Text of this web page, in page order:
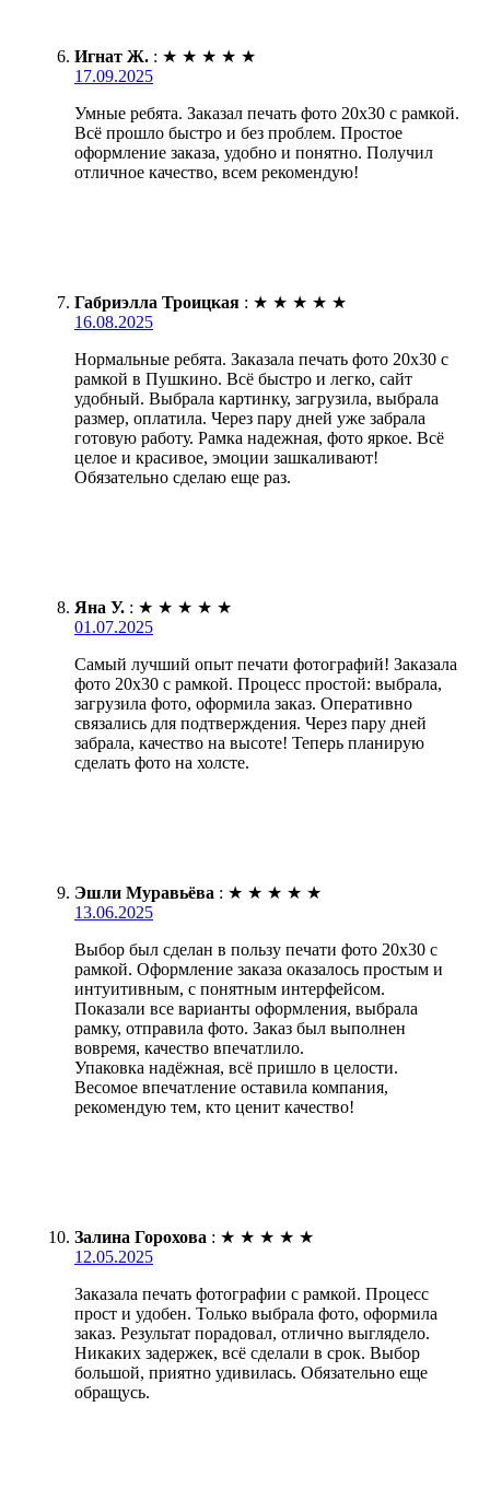
Игнат Ж. : ★ ★ ★ ★ ★
17.09.2025
Умные ребята. Заказал печать фото 20х30 с рамкой.
Всё прошло быстро и без проблем. Простое
оформление заказа, удобно и понятно. Получил
отличное качество, всем рекомендую!
Габриэлла Троицкая : ★ ★ ★ ★ ★
16.08.2025
Нормальные ребята. Заказала печать фото 20х30 с
рамкой в Пушкино. Всё быстро и легко, сайт
удобный. Выбрала картинку, загрузила, выбрала
размер, оплатила. Через пару дней уже забрала
готовую работу. Рамка надежная, фото яркое. Всё
целое и красивое, эмоции зашкаливают!
Обязательно сделаю еще раз.
Яна У. : ★ ★ ★ ★ ★
01.07.2025
Самый лучший опыт печати фотографий! Заказала
фото 20х30 с рамкой. Процесс простой: выбрала,
загрузила фото, оформила заказ. Оперативно
связались для подтверждения. Через пару дней
забрала, качество на высоте! Теперь планирую
сделать фото на холсте.
Эшли Муравьёва : ★ ★ ★ ★ ★
13.06.2025
Выбор был сделан в пользу печати фото 20х30 с
рамкой. Оформление заказа оказалось простым и
интуитивным, с понятным интерфейсом.
Показали все варианты оформления, выбрала
рамку, отправила фото. Заказ был выполнен
вовремя, качество впечатлило.
Упаковка надёжная, всё пришло в целости.
Весомое впечатление оставила компания,
рекомендую тем, кто ценит качество!
Залина Горохова : ★ ★ ★ ★ ★
12.05.2025
Заказала печать фотографии с рамкой. Процесс
прост и удобен. Только выбрала фото, оформила
заказ. Результат порадовал, отлично выглядело.
Никаких задержек, всё сделали в срок. Выбор
большой, приятно удивилась. Обязательно еще
обращусь.